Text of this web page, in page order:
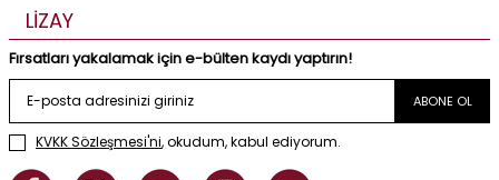
LİZAY
Fırsatları yakalamak için e-bülten kaydı yaptırın!
ABONE OL
KVKK Sözleşmesi'ni, okudum, kabul ediyorum.